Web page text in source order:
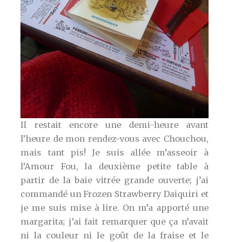
Il restait encore une demi-heure avant
l’heure de mon rendez-vous avec Chouchou,
mais tant pis! Je suis allée m’asseoir à
l’Amour Fou, la deuxième petite table à
partir de la baie vitrée grande ouverte; j’ai
commandé un Frozen Strawberry Daiquiri et
je me suis mise à lire. On m’a apporté une
margarita; j’ai fait remarquer que ça n’avait
ni la couleur ni le goût de la fraise et le